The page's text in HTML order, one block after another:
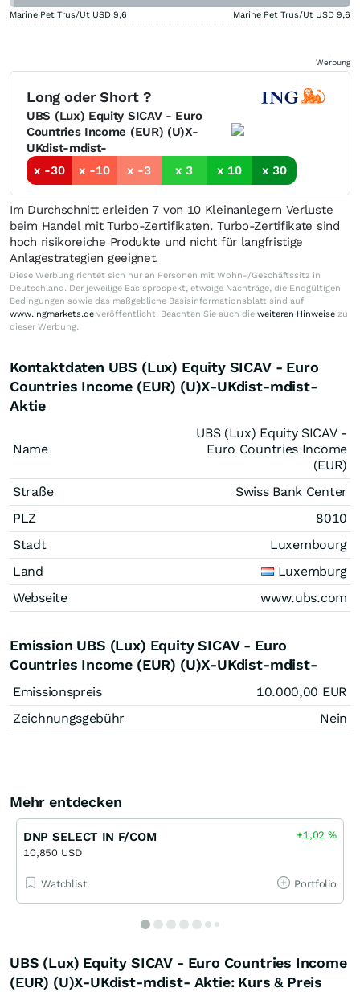
Marine Pet Trus/Ut USD 9,6 Marine Pet Trus/Ut USD 9,6
Werbung
Long oder Short ?
UBS (Lux) Equity SICAV - Euro
Countries Income (EUR) (U)X-
UKdist-mdist-
x -30
x -10 x -3 x 3 x 10 x 30
Im Durchschnitt erleiden 7 von 10 Kleinanlegern Verluste
beim Handel mit Turbo-Zertifikaten. Turbo-Zertifikate sind
hoch risikoreiche Produkte und nicht für langfristige
Anlagestrategien geeignet.
Diese Werbung richtet sich nur an Personen mit Wohn-/Geschäftssitz in
Deutschland. Der jeweilige Basisprospekt, etwaige Nachträge, die Endgültigen
Bedingungen sowie das maßgebliche Basisinformationsblatt sind auf
www.ingmarkets.de veröffentlicht. Beachten Sie auch die weiteren Hinweise zu
dieser Werbung.
Kontaktdaten UBS (Lux) Equity SICAV - Euro
Countries Income (EUR) (U)X-UKdist-mdist-
Aktie
Name
UBS (Lux) Equity SICAV -
Euro Countries Income
(EUR)
Straße
Swiss Bank Center
PLZ
8010
Stadt
Luxembourg
Land
Luxemburg
Webseite
www.ubs.com
Emission UBS (Lux) Equity SICAV - Euro
Countries Income (EUR) (U)X-UKdist-mdist-
Emissionspreis 10.000,00 EUR
Zeichnungsgebühr
Nein
Mehr entdecken
DNP SELECT IN F/COM
10,850 USD
+1,02%
Watchlist Portfolio
UBS (Lux) Equity SICAV - Euro Countries Income
(EUR) (U)X-UKdist-mdist- Aktie: Kurs & Preis